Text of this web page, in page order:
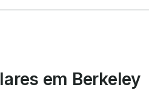
em Berkeley